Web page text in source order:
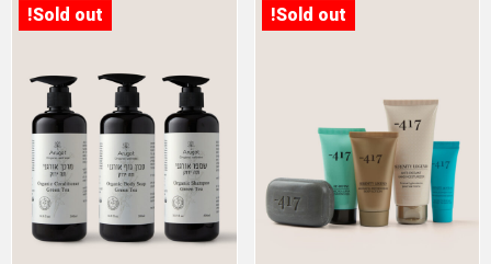
Sold out!
Sold out!